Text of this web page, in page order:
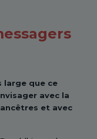
large que ce
avec la
et avec